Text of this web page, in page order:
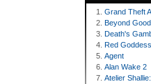
1. Grand Theft
2. Beyond
3. Death's
4. Red
5. Agent
6. Alan Wake 2
7. Atelier